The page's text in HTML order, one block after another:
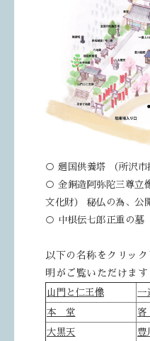
○ 廻国供養塔 （所沢市
○ 金銅造阿弥陀三尊立
文化財） 秘仏の為、公
○ 中根伝七郎正重の墓
以下の名称をクリッ
明がご覧いただけます
山門と仁王像 一
本 堂
大黒天 豊